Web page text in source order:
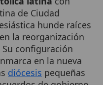
hunde raíces
reorganización
configuración
en la nueva
pequeñas
de gobierno
Salamanca
episcopi. 1